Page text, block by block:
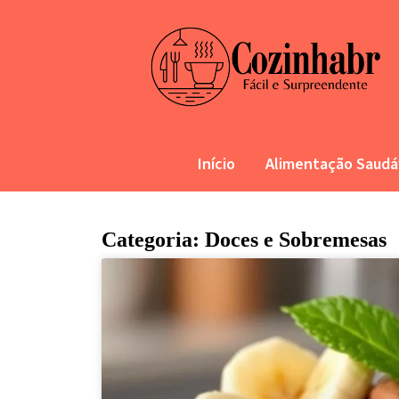
Início Alimentação
Categoria: Doces e Sobremesas